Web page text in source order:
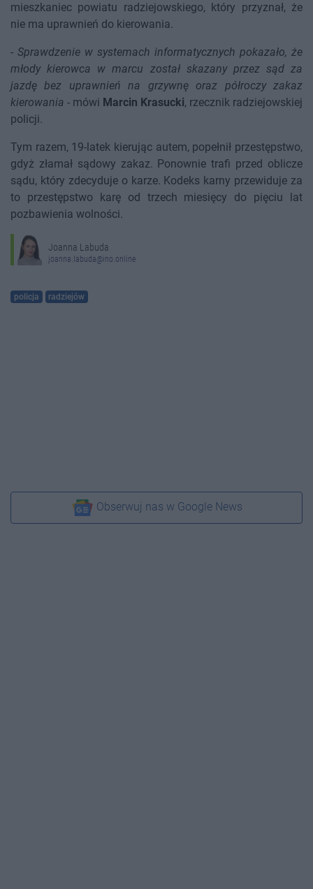
mieszkaniec powiatu radziejowskiego, który przyznał, że
nie ma uprawnień do kierowania.
- Sprawdzenie w systemach informatycznych pokazało, że
młody kierowca w marcu został skazany przez sąd za
jazdę bez uprawnień na grzywnę oraz półroczy zakaz
kierowania - mówi Marcin Krasucki, rzecznik radziejowskiej
policji.
Tym razem, 19-latek kierując autem, popełnił przestępstwo,
gdyż złamał sądowy zakaz. Ponownie trafi przed oblicze
sądu, który zdecyduje o karze. Kodeks karny przewiduje za
to przestępstwo karę od trzech miesięcy do pięciu lat
pozbawienia wolności.
Joanna Labuda
joanna.labuda@ino.online
policja radziejów
Obserwuj nas w Google News